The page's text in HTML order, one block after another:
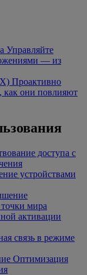
Управляйте
— из
Проактивно
как они повлияют
доступа с
устройствами
мира
активации
связь в режиме
Оптимизация